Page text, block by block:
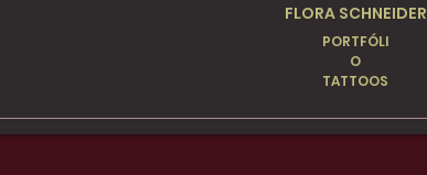
FLORA SCHNEIDER
PORTFÓLI
O
TATTOOS